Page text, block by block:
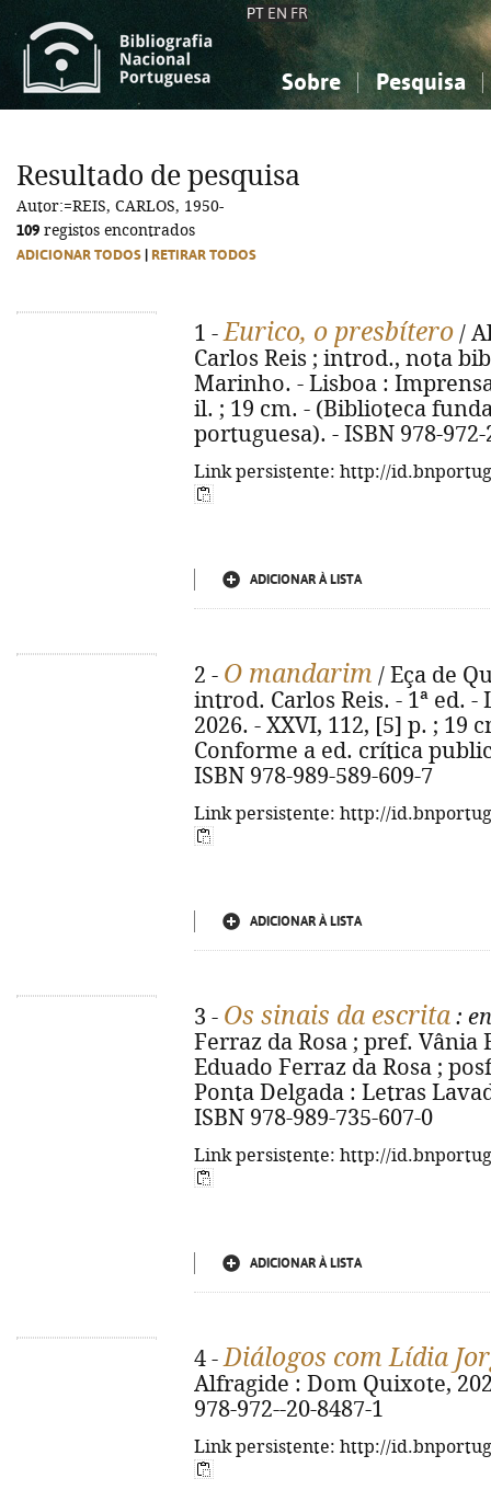
PT EN FR
Sobre Pesquisa
Ciências sociais...
Ciências sociais...
Resultado de pesquisa
Autor:=REIS, CARLOS, 1950-
109 registos encontrados
ADICIONAR TODOS RETIRAR TODOS
1 -Eurico, o presbítero /
Carlos Reis ; introd., nota
Marinho. - Lisboa :
il. ; 19 cm. - (Biblioteca
portuguesa). - ISBN 978-972-
Link persistente: http://
ADICIONAR À LISTA
2 - O mandarim / Eça de
introd. Carlos Reis. - 1ª ed. -
2026. - XXVI, 112, [5] p. ; 19
Conforme a ed. crítica
ISBN 978-989-589-609-7
Link persistente: http://
ADICIONAR À LISTA
3 - Os sinais da escrita :
Ferraz da Rosa ; pref.
Eduado Ferraz da Rosa ;
Ponta Delgada : Letras
ISBN 978-989-735-607-0
Link persistente: http://
ADICIONAR À LISTA
4 -Diálogos com Lídia
Alfragide : Dom Quixote,
978-972--20-8487-1
Link persistente: http://